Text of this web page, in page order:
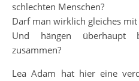
schlechten Menschen?
Darf man wirklich gleiches
Und hängen überhaupt
zusammen?
Lea Adam hat hier eine